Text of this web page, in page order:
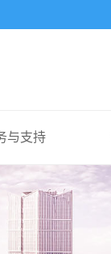
与支持